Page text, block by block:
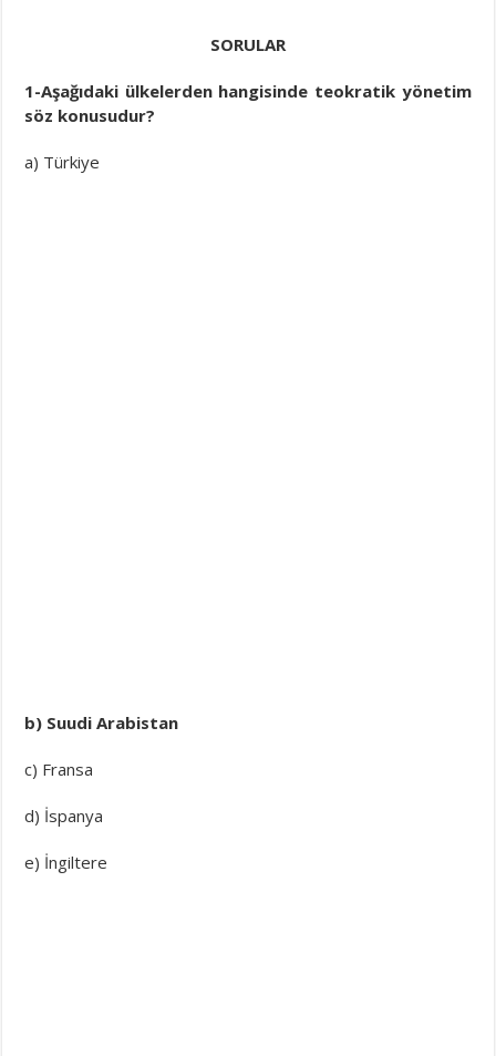
SORULAR
1-Aşağıdaki ülkelerden hangisinde teokratik yönetim
söz konusudur?
a) Türkiye
b) Suudi Arabistan
c) Fransa
d) İspanya
e) İngiltere